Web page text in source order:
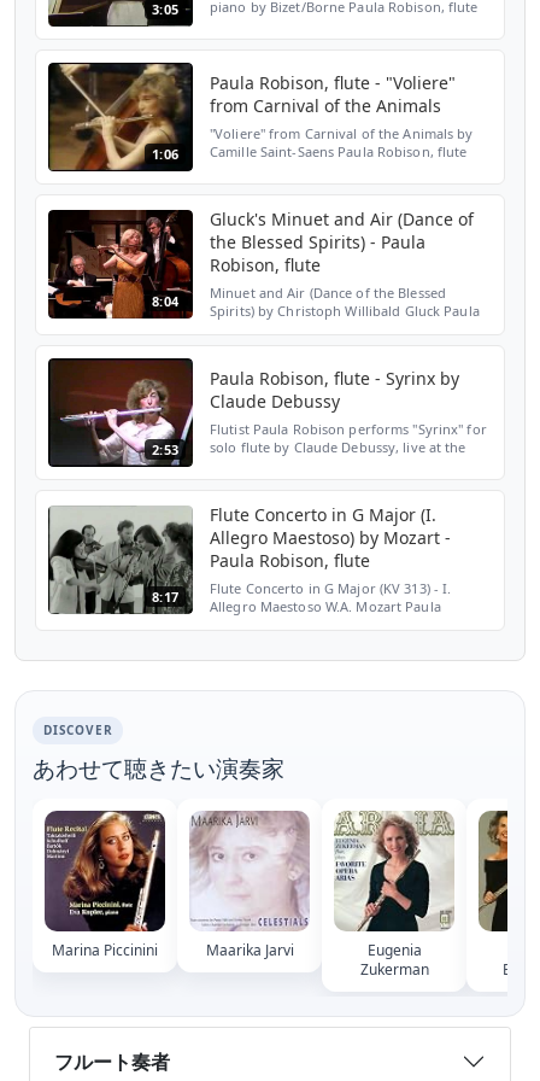
3:05
piano by Bizet/Borne Paula Robison, flute
1:06
Paula Robison, flute - "Voliere"
from Carnival of the Animals
"Voliere" from Carnival of the Animals by
Camille Saint-Saens Paula Robison, flute
8:04
Gluck's Minuet and Air (Dance of
the Blessed Spirits) - Paula
Robison, flute
Minuet and Air (Dance of the Blessed
Spirits) by Christoph Willibald Gluck Paula
2:53
Paula Robison, flute - Syrinx by
Claude Debussy
Flutist Paula Robison performs "Syrinx" for
solo flute by Claude Debussy, live at the
8:17
Flute Concerto in G Major (I.
Allegro Maestoso) by Mozart -
Paula Robison, flute
Flute Concerto in G Major (KV 313) - I.
Allegro Maestoso W.A. Mozart Paula
Directed by Adrian Marthale...
DISCOVER
あわせて聴きたい演奏家
Marina Piccinini Maarika Jarvi
Eugenia
Zukerman
フルート奏者